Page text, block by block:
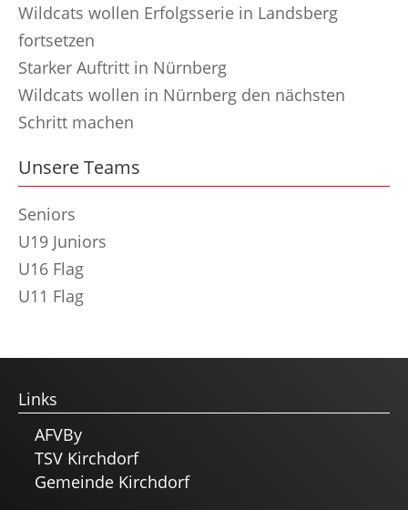
Wildcats wollen Erfolgsserie in Landsberg
fortsetzen
Starker Auftritt in Nürnberg
Wildcats wollen in Nürnberg den nächsten
Schritt machen
Unsere Teams
Seniors
U19 Juniors
U16 Flag
U11 Flag
Links
AFVBy
TSV Kirchdorf
Gemeinde Kirchdorf